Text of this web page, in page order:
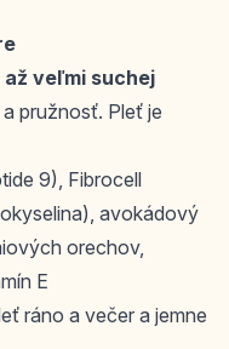
veľmi suchej
pružnosť. Pleť je
9), Fibrocell
avokádový
orechov,
E
ráno a večer a jemne